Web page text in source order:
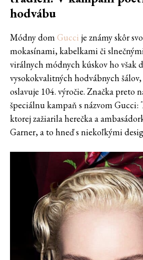
hodvábu
Módny domGucci je známy skôr
mokasínami, kabelkami či
virálnych módnych kúskov ho však
vysokokvalitných hodvábnych
oslavuje 104. výročie. Značka preto
špeciálnu kampaň s názvom
ktorej zažiarila herečka a
Garner, a to hneď s niekoľkými